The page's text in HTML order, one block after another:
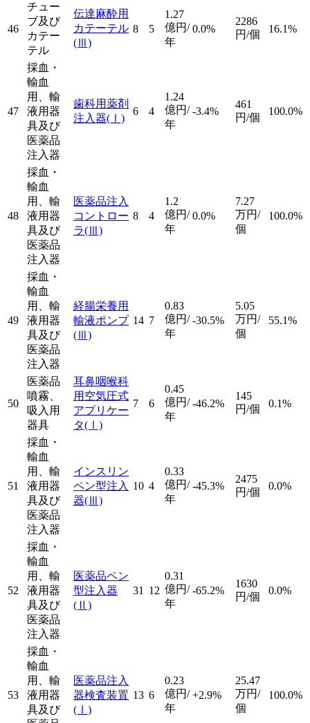
46
チュー
ブ及び
カテー
テル
伝達麻酔用
カテーテル
(Ⅲ)
8 5
1.27
億円/
年
0.0%
2286
円/個
16.1%
47
採血・
輸血
用、輸
液用器
具及び
医薬品
注入器
歯科用薬剤
注入器(Ⅰ)
6 4
1.24
億円/
年
-3.4%
461
円/個
100.0%
48
採血・
輸血
用、輸
液用器
具及び
医薬品
注入器
医薬品注入
コントロー
ラ(Ⅲ)
8 4
1.2
億円/
年
0.0%
7.27
万円/
個
100.0%
49
採血・
輸血
用、輸
液用器
具及び
医薬品
注入器
経腸栄養用
輸液ポンプ
(Ⅲ)
14 7
0.83
億円/
年
-30.5%
5.05
万円/
個
55.1%
50
医薬品
噴霧、
吸入用
器具
耳鼻咽喉科
用空気圧式
アプリケー
タ(Ⅰ)
7 6
0.45
億円/
年
-46.2%
145
円/個
0.1%
51
採血・
輸血
用、輸
液用器
具及び
医薬品
注入器
インスリン
ペン型注入
器(Ⅲ)
10 4
0.33
億円/
年
-45.3%
2475
円/個
0.0%
52
採血・
輸血
用、輸
液用器
具及び
医薬品
注入器
医薬品ペン
型注入器
(Ⅱ)
31 12
0.31
億円/
年
-65.2%
1630
円/個
0.0%
53
採血・
輸血
用、輸
液用器
具及び
医薬品注入
器検査装置
(Ⅰ)
13 6
0.23
億円/
年
+2.9%
25.47
万円/
個
100.0%